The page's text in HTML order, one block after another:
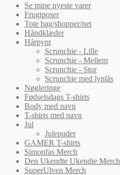
Se mine nyeste varer
Frugtposer
Tote bag/shopper/net
Håndklæder
Hårpynt
Scrunchie - Lille
Scrunchie - Mellem
Scrunchie - Stor
Scrunchie med lynlås
Nøgleringe
Fødselsdags T-shirts
Body med navn
T-shirts med navn
Jul
Julepuder
GAMER T-shirts
Simonfas Merch
Den Ukendte Ukendte Merch
SuperUlven Merch